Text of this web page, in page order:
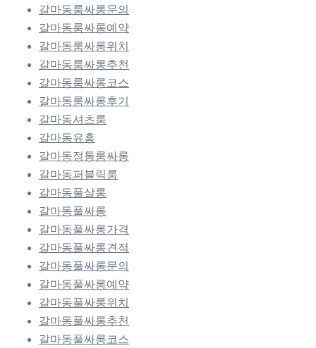
갈마동룸싸롱문의
갈마동룸싸롱예약
갈마동룸싸롱위치
갈마동룸싸롱추천
갈마동룸싸롱코스
갈마동룸싸롱후기
갈마동셔츠룸
갈마동유흥
갈마동정통룸싸롱
갈마동퍼블릭룸
갈마동풀살롱
갈마동풀싸롱
갈마동풀싸롱가격
갈마동풀싸롱견적
갈마동풀싸롱문의
갈마동풀싸롱예약
갈마동풀싸롱위치
갈마동풀싸롱추천
갈마동풀싸롱코스